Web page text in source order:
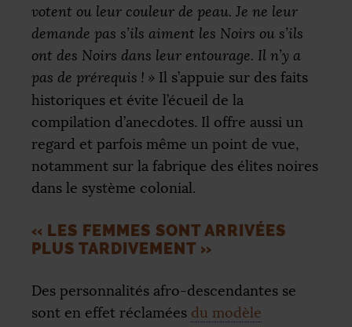
votent ou leur couleur de peau. Je ne leur
demande pas s’ils aiment les Noirs ou s’ils
ont des Noirs dans leur entourage. Il n’y a
pas de prérequis ! » Il s’appuie sur des faits
historiques et évite l’écueil de la
compilation d’anecdotes. Il offre aussi un
regard et parfois même un point de vue,
notamment sur la fabrique des élites noires
dans le système colonial.
« LES FEMMES SONT ARRIVÉES
PLUS TARDIVEMENT »
Des personnalités afro-descendantes se
sont en effet réclamées du modèle